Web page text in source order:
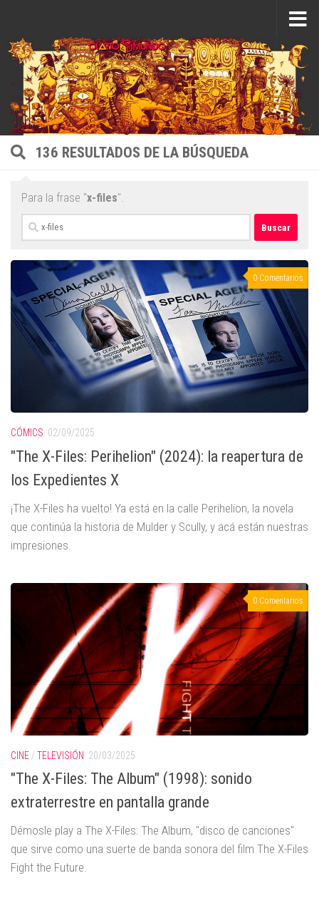
136 RESULTADOS DE LA BÚSQUEDA
Para la frase "x-files".
Buscar:
0 Comentarios
CÓMICS 02/09/2025
"The X-Files: Perihelion" (2024): la reapertura de
los Expedientes X
¡The X-Files ha vuelto! Ya está en la calle Perihelion, la novela
que continúa la historia de Mulder y Scully, y acá están nuestras
impresiones.
0 Comentarios
CINE / TELEVISIÓN 20/03/2025
"The X-Files: The Album" (1998): sonido
extraterrestre en pantalla grande
Démosle play a The X-Files: The Album, "disco de canciones"
que sirve como una suerte de banda sonora del film The X-Files
Fight the Future.